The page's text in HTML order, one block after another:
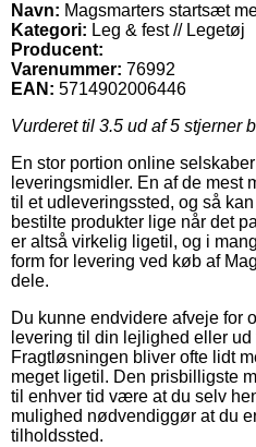
Navn: Magsmarters startsæt
Kategori: Leg & fest // Legetøj
Producent:
Varenummer: 76992
EAN: 5714902006446
Vurderet til 3.5 ud af 5 stjerner
En stor portion online
leveringsmidler. En af de mest
til et udleveringssted, og så
bestilte produkter lige når det
er altså virkelig ligetil, og i
form for levering ved køb af
dele.
Du kunne endvidere afveje for
levering til din lejlighed eller
Fragtløsningen bliver ofte lidt
meget ligetil. Den prisbilligste
til enhver tid være at du selv
mulighed nødvendiggør at du
tilholdssted.